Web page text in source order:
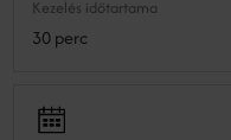
Kezelés időtartama
30 perc